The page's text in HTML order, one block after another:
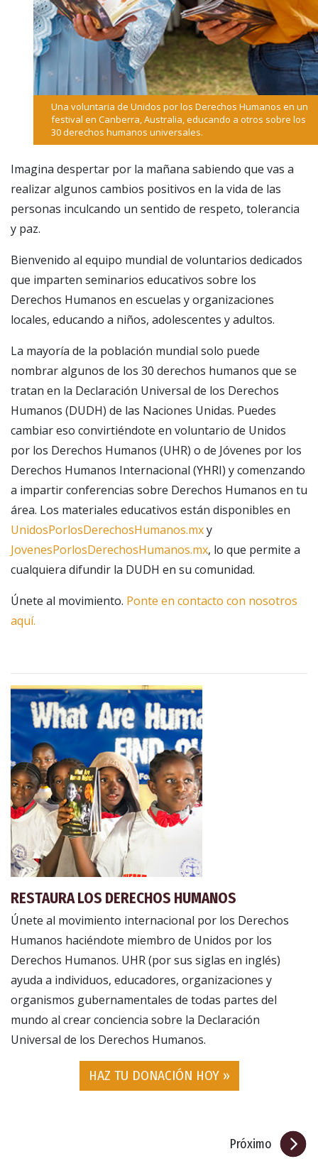
Una voluntaria de Unidos por los Derechos Humanos en un
festival en Canberra, Australia, educando a otros sobre los
30 derechos humanos universales.
Imagina despertar por la mañana sabiendo que vas a
realizar algunos cambios positivos en la vida de las
personas inculcando un sentido de respeto, tolerancia
y paz.
Bienvenido al equipo mundial de voluntarios dedicados
que imparten seminarios educativos sobre los
Derechos Humanos en escuelas y organizaciones
locales, educando a niños, adolescentes y adultos.
La mayoría de la población mundial solo puede
nombrar algunos de los 30 derechos humanos que se
tratan en la Declaración Universal de los Derechos
Humanos (DUDH) de las Naciones Unidas. Puedes
cambiar eso convirtiéndote en voluntario de Unidos
por los Derechos Humanos (UHR) o de Jóvenes por los
Derechos Humanos Internacional (YHRI) y comenzando
a impartir conferencias sobre Derechos Humanos en tu
área. Los materiales educativos están disponibles en
UnidosPorlosDerechosHumanos.mxy
JovenesPorlosDerechosHumanos.mx, lo que permite a
cualquiera difundir la DUDH en su comunidad.
Únete al movimiento. Ponte en contacto con nosotros
aquí.
RESTAURA LOS DERECHOS HUMANOS
Únete al movimiento internacional por los Derechos
Humanos haciéndote miembro de Unidos por los
Derechos Humanos. UHR (por sus siglas en inglés)
ayuda a individuos, educadores, organizaciones y
organismos gubernamentales de todas partes del
mundo al crear conciencia sobre la Declaración
Universal de los Derechos Humanos.
HAZ TU DONACIÓN HOY »
Próximo